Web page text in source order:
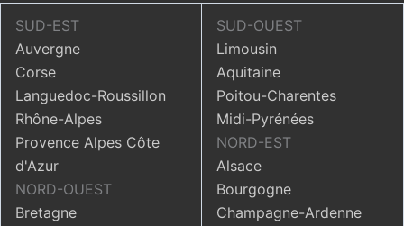
SUD-EST
Auvergne
Corse
Languedoc-Roussillon
Rhône-Alpes
Provence Alpes Côte
d'Azur
NORD-OUEST
Bretagne
SUD-OUEST
Limousin
Aquitaine
Poitou-Charentes
Midi-Pyrénées
NORD-EST
Alsace
Bourgogne
Champagne-Ardenne